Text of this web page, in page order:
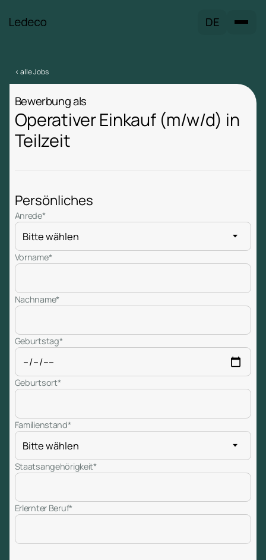
DE
< alle Jobs
Bewerbung als
Operativer Einkauf (m/w/d) in
Teilzeit
Persönliches
Anrede*
Vorname*
Nachname*
Geburtstag*
Geburtsort*
Familienstand*
Staatsangehörigkeit*
Erlernter Beruf*